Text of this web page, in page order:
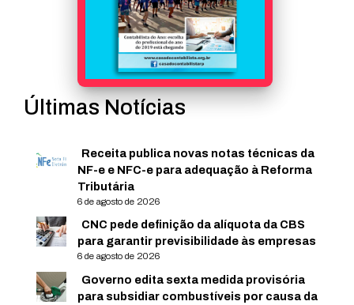
Últimas Notícias
Receita publica novas notas técnicas da
NF-e e NFC-e para adequação à Reforma
Tributária
6 de agosto de 2026
CNC pede definição da alíquota da CBS
para garantir previsibilidade às empresas
6 de agosto de 2026
Governo edita sexta medida provisória
para subsidiar combustíveis por causa da